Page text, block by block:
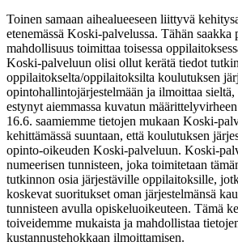
Toinen samaan aihealueeseen liittyvä
etenemässä Koski-palvelussa. Tähän saakka
mahdollisuus toimittaa toisessa
Koski-palveluun olisi ollut kerätä tiedot
oppilaitokselta/oppilaitoksilta koulutuksen
opintohallintojärjestelmään ja ilmoittaa
estynyt aiemmassa kuvatun
16.6. saamiemme tietojen mukaan Koski-
kehittämässä suuntaan, että koulutuksen
opinto-oikeuden Koski-palveluun. Koski-
numeerisen tunnisteen, joka toimitetaan
tutkinnon osia järjestäville oppilaitoksille,
koskevat suoritukset oman järjestelmänsä
tunnisteen avulla opiskeluoikeuteen. Tämä
toiveidemme mukaista ja mahdollistaa
kustannustehokkaan ilmoittamisen.